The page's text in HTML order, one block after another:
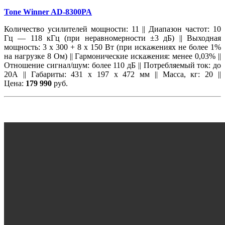
Tone Winner AD-8300PA
Количество усилителей мощности: 11 || Диапазон частот: 10
Гц — 118 кГц (при неравномерности ±3 дБ) || Выходная
мощность: 3 х 300 + 8 х 150 Вт (при искажениях не более 1%
на нагрузке 8 Ом) || Гармонические искажения: менее 0,03% ||
Отношение сигнал/шум: более 110 дБ || Потребляемый ток: до
20А || Габариты: 431 х 197 х 472 мм || Масса, кг: 20 ||
Цена: 179 990 руб.